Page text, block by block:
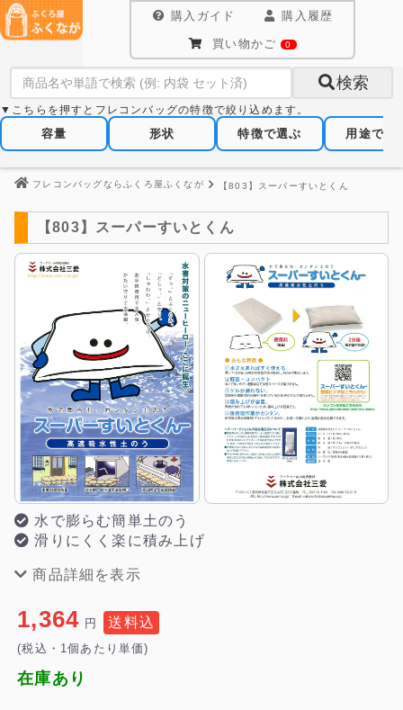
購入ガイド 購入履歴
買い物かご 0
検索
▼こちらを押すとフレコンバッグの特徴で絞り込めます。
容量 形状 特徴で選ぶ 用途で選
フレコンバッグならふくろ屋ふくなが 【803】スーパーすいとくん
【803】スーパーすいとくん
水で膨らむ簡単土のう
滑りにくく楽に積み上げ
商品詳細を表示
1,364 円 送料込
(税込・1個あたり単価)
在庫あり